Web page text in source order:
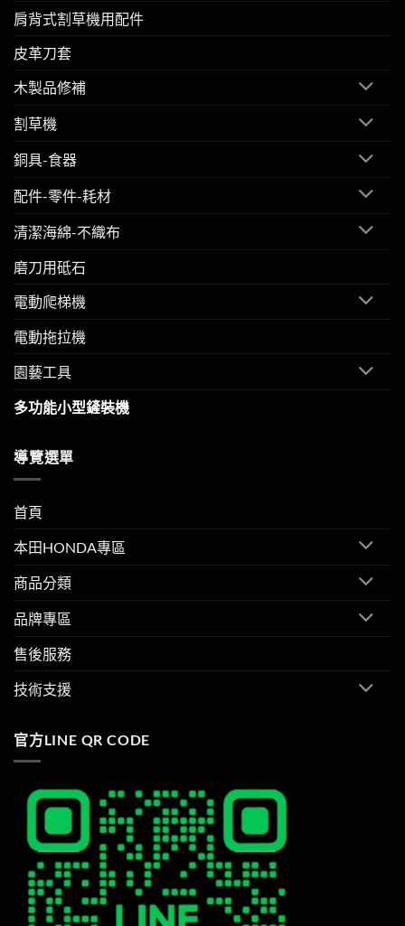
肩背式割草機用配件
皮革刀套
木製品修補
割草機
銅具-食器
配件-零件-耗材
清潔海綿-不織布
磨刀用砥石
電動爬梯機
電動拖拉機
園藝工具
多功能小型鏟裝機
導覽選單
首頁
本田HONDA專區
商品分類
品牌專區
售後服務
技術支援
官方LINE QR CODE